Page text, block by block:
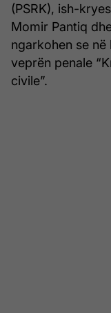
(PSRK), ish-
Momir Pantiq
ngarkohen se
veprën penale
civile”.